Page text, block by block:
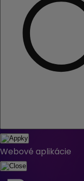
Webové aplikácie